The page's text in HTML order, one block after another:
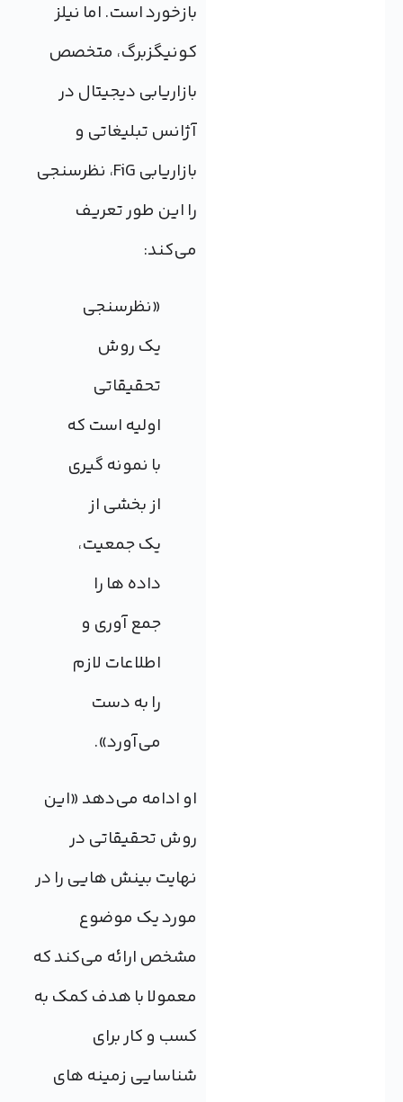
بازخورد است. اما نیلز
کونیگزبرگ، متخصص
بازاریابی دیجیتال در
آژانس تبلیغاتی و
بازاریابی FiG، نظرسنجی
را این طور تعریف
می‌کند:
«نظرسنجی
یک روش
تحقیقاتی
اولیه است که
با نمونه گیری
از بخشی از
یک جمعیت،
داده ها را
جمع آوری و
اطلاعات لازم
را به دست
می‌آورد».
او ادامه می‌دهد «این
روش تحقیقاتی در
نهایت بینش هایی را در
مورد یک موضوع
مشخص ارائه می‌کند که
معمولا با هدف کمک به
کسب و کار برای
شناسایی زمینه های